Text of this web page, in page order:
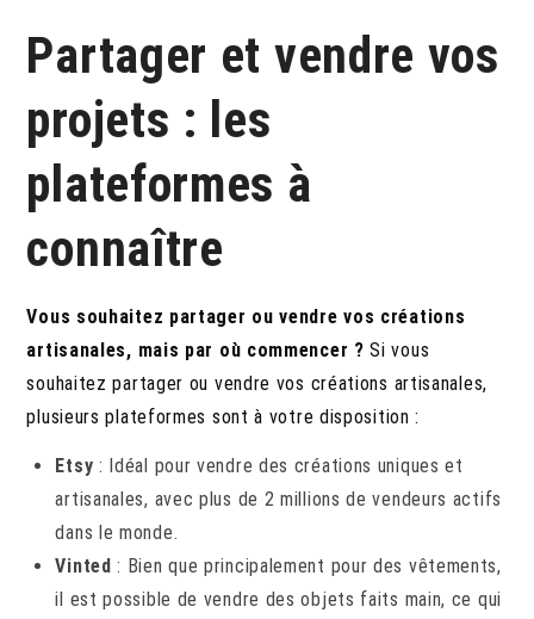
Partager et vendre vos
projets : les
plateformes à
connaître
Vous souhaitez partager ou vendre vos créations
artisanales, mais par où commencer ? Si vous
souhaitez partager ou vendre vos créations artisanales,
plusieurs plateformes sont à votre disposition :
Etsy : Idéal pour vendre des créations uniques et
artisanales, avec plus de 2 millions de vendeurs actifs
dans le monde.
Vinted : Bien que principalement pour des vêtements,
il est possible de vendre des objets faits main, ce qui